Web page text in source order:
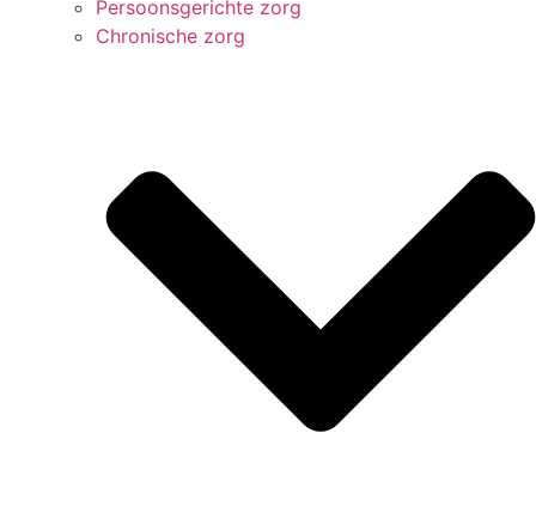
Persoonsgerichte zorg
Chronische zorg